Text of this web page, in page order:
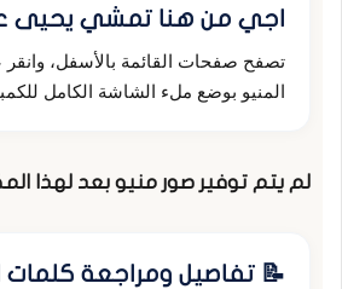
اجي من هنا تمشي يحيى
تصفح صفحات القائمة بالأسفل،
المنيو بوضع ملء الشاشة الكامل
لم يتم توفير صور منيو بعد لهذا
📝 تفاصيل ومراجعة كلمات